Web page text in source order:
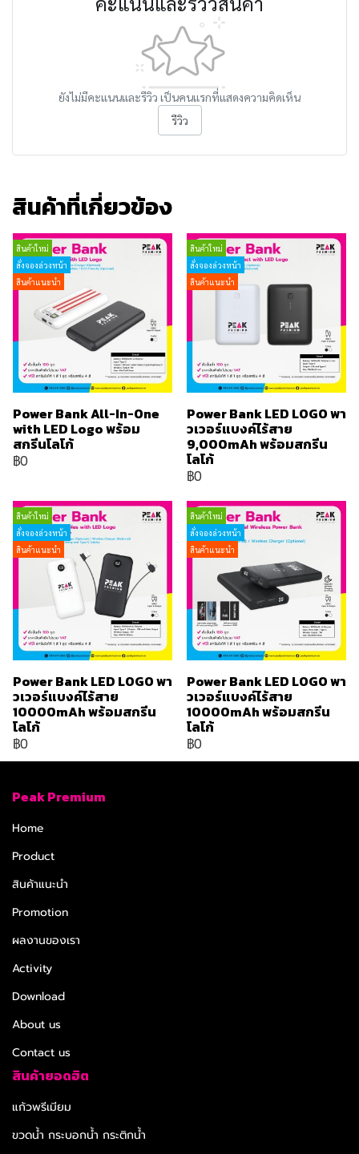
ยังไม่มีคะแนนและรีวิว เป็นคนแรกที่แสดงความคิดเห็น
รีวิว
สินค้าที่เกี่ยวข้อง
สินค้าใหม่
สั่งจองล่วงหน้า
สินค้าแนะนำ
Power Bank All-In-One
with LED Logo พร้อม
สกรีนโลโก้
฿0
สินค้าใหม่
สั่งจองล่วงหน้า
สินค้าแนะนำ
Power Bank LED LOGO พา
วเวอร์แบงค์ไร้สาย
9,000mAh พร้อมสกรีน
โลโก้
฿0
สินค้าใหม่
สั่งจองล่วงหน้า
สินค้าแนะนำ
Power Bank LED LOGO พา
วเวอร์แบงค์ไร้สาย
10000mAh พร้อมสกรีน
โลโก้
฿0
สินค้าใหม่
สั่งจองล่วงหน้า
สินค้าแนะนำ
Power Bank LED LOGO พา
วเวอร์แบงค์ไร้สาย
10000mAh พร้อมสกรีน
โลโก้
฿0
Peak Premium
Home
Product
สินค้าแนะนำ
Promotion
ผลงานของเรา
Activity
Download
About us
Contact us
สินค้ายอดฮิต
แก้วพรีเมียม
ขวดน้ำ กระบอกน้ำ กระติกน้ำ